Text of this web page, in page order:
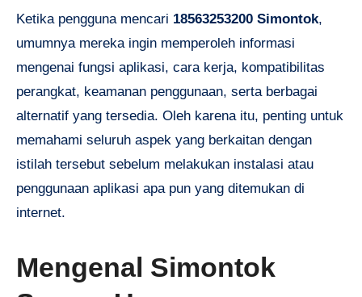
Ketika pengguna mencari 18563253200 Simontok,
umumnya mereka ingin memperoleh informasi
mengenai fungsi aplikasi, cara kerja, kompatibilitas
perangkat, keamanan penggunaan, serta berbagai
alternatif yang tersedia. Oleh karena itu, penting untuk
memahami seluruh aspek yang berkaitan dengan
istilah tersebut sebelum melakukan instalasi atau
penggunaan aplikasi apa pun yang ditemukan di
internet.
Mengenal Simontok